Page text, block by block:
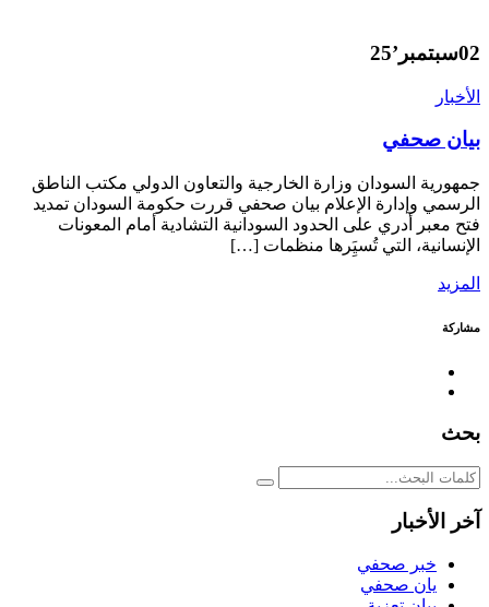
02سبتمبر’25
الأخبار
بيان صحفي
جمهورية السودان وزارة الخارجية والتعاون الدولي مكتب الناطق
الرسمي وإدارة الإعلام بيان صحفي قررت حكومة السودان تمديد
فتح معبر أدري على الحدود السودانية التشادية أمام المعونات
الإنسانية، التي تُسيَِرها منظمات […]
المزيد
مشاركة
بحث
آخر الأخبار
خبر صحفي
يان صحفي